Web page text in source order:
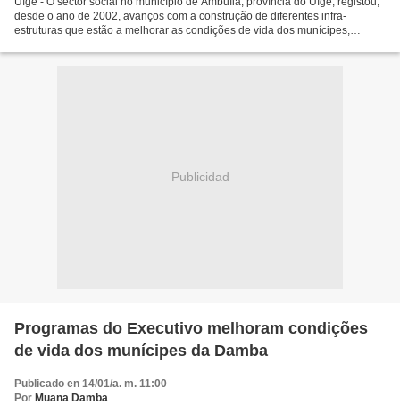
desde o ano de 2002, avanços com a construção de diferentes infra-
estruturas que estão a melhorar as condições de vida dos munícipes,
Publicidad
Programas do Executivo melhoram condições
de vida dos munícipes da Damba
Publicado en 14/01/a. m. 11:00
Por Muana Damba